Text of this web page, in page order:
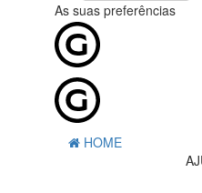
As suas preferências
HOME